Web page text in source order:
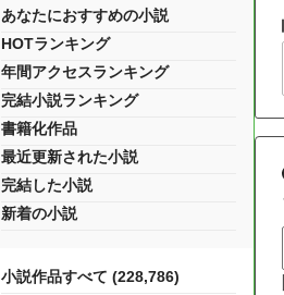
あなたにおすすめの小説
HOTランキング
年間アクセスランキング
完結小説ランキング
書籍化作品
最近更新された小説
完結した小説
新着の小説
小説作品すべて (228,786)